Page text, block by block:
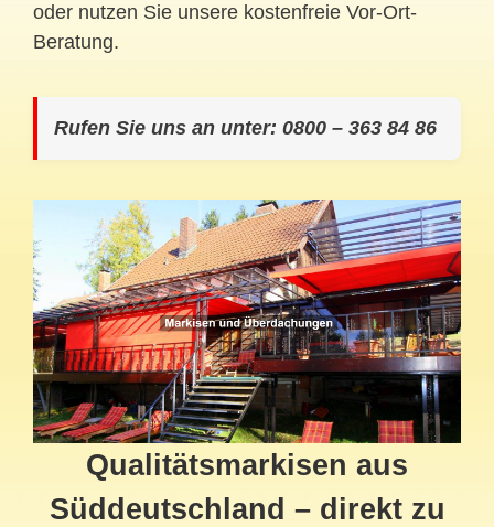
oder nutzen Sie unsere kostenfreie Vor-Ort-
Beratung.
Rufen Sie uns an unter: 0800 – 363 84 86
Qualitätsmarkisen aus
Süddeutschland – direkt zu